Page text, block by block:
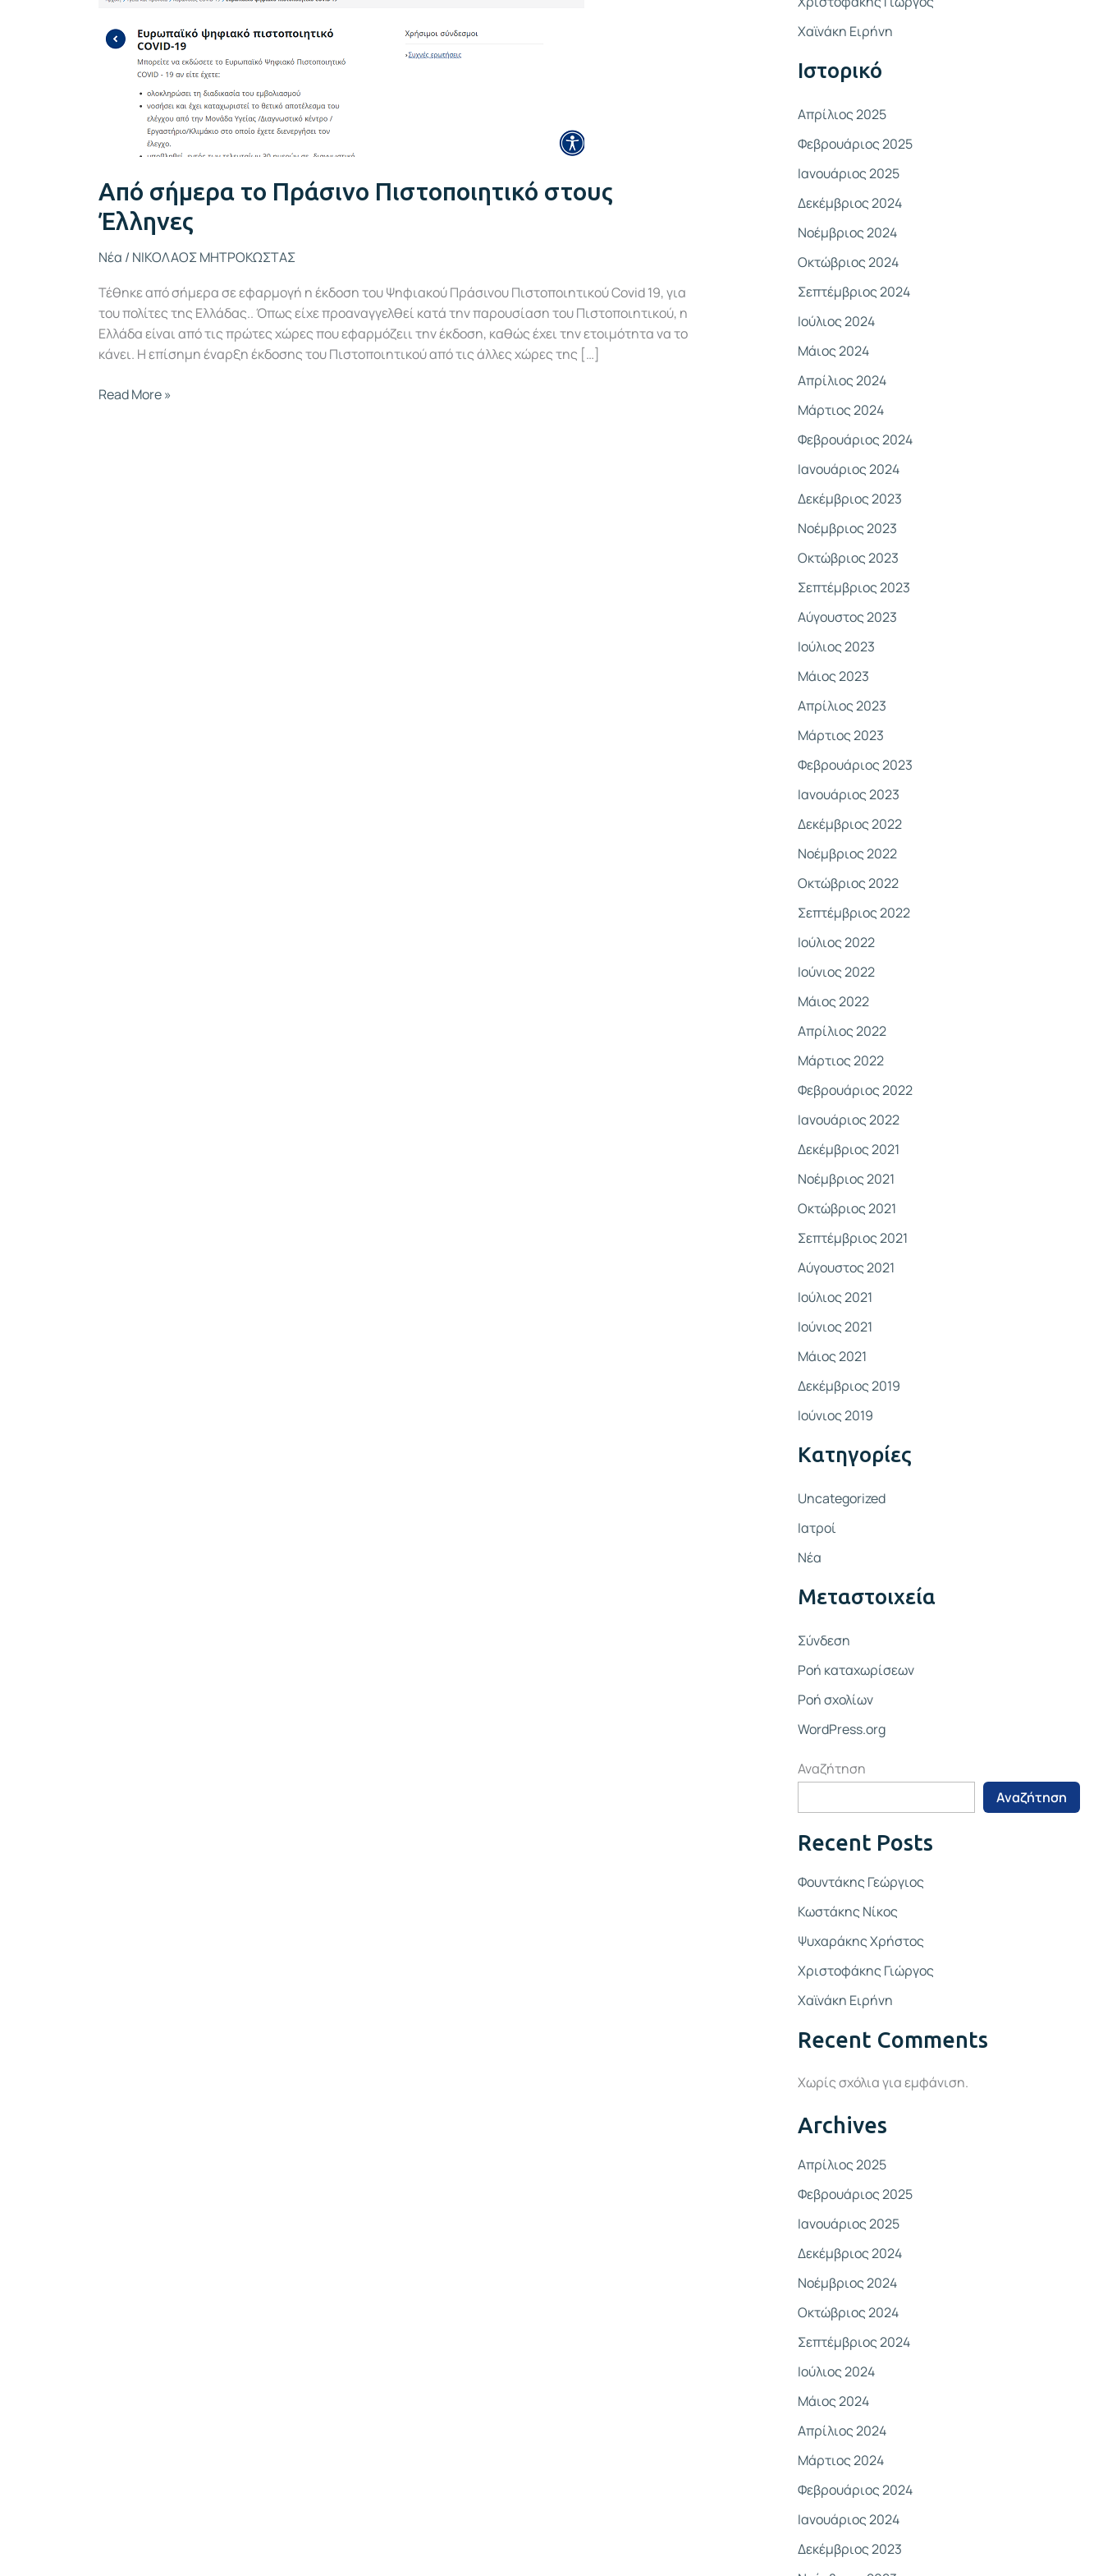
Από σήμερα το Πράσινο Πιστοποιητικό στους
Έλληνες
Νέα / ΝΙΚΟΛΑΟΣ ΜΗΤΡΟΚΩΣΤΑΣ
Τέθηκε από σήμερα σε εφαρμογή η έκδοση του Ψηφιακού Πράσινου Πιστοποιητικού Covid 19, για
του πολίτες της Ελλάδας.. Όπως είχε προαναγγελθεί κατά την παρουσίαση του Πιστοποιητικού, η
Ελλάδα είναι από τις πρώτες χώρες που εφαρμόζειι την έκδοση, καθώς έχει την ετοιμότητα να το
κάνει. Η επίσημη έναρξη έκδοσης του Πιστοποιητικού από τις άλλες χώρες της […]
Πιστοποιητικό
στους
Έλληνες
Read More »
σ
η
α
:
Χαϊνάκη Ειρήνη
Ιστορικό
Απρίλιος 2025
Φεβρουάριος 2025
Ιανουάριος 2025
Δεκέμβριος 2024
Νοέμβριος 2024
Οκτώβριος 2024
Σεπτέμβριος 2024
Ιούλιος 2024
Μάιος 2024
Απρίλιος 2024
Μάρτιος 2024
Φεβρουάριος 2024
Ιανουάριος 2024
Δεκέμβριος 2023
Νοέμβριος 2023
Οκτώβριος 2023
Σεπτέμβριος 2023
Αύγουστος 2023
Ιούλιος 2023
Μάιος 2023
Απρίλιος 2023
Μάρτιος 2023
Φεβρουάριος 2023
Ιανουάριος 2023
Δεκέμβριος 2022
Νοέμβριος 2022
Οκτώβριος 2022
Σεπτέμβριος 2022
Ιούλιος 2022
Ιούνιος 2022
Μάιος 2022
Απρίλιος 2022
Μάρτιος 2022
Φεβρουάριος 2022
Ιανουάριος 2022
Δεκέμβριος 2021
Νοέμβριος 2021
Οκτώβριος 2021
Σεπτέμβριος 2021
Αύγουστος 2021
Ιούλιος 2021
Ιούνιος 2021
Μάιος 2021
Δεκέμβριος 2019
Ιούνιος 2019
Kατηγορίες
Uncategorized
Ιατροί
Νέα
Μεταστοιχεία
Σύνδεση
Ροή καταχωρίσεων
Ροή σχολίων
WordPress.org
Αναζήτηση
Αναζήτηση
Recent Posts
Φουντάκης Γεώργιος
Κωστάκης Νίκος
Ψυχαράκης Χρήστος
Χριστοφάκης Γιώργος
Χαϊνάκη Ειρήνη
Recent Comments
Χωρίς σχόλια για εμφάνιση.
Archives
Απρίλιος 2025
Φεβρουάριος 2025
Ιανουάριος 2025
Δεκέμβριος 2024
Νοέμβριος 2024
Οκτώβριος 2024
Σεπτέμβριος 2024
Ιούλιος 2024
Μάιος 2024
Απρίλιος 2024
Μάρτιος 2024
Φεβρουάριος 2024
Ιανουάριος 2024
Δεκέμβριος 2023